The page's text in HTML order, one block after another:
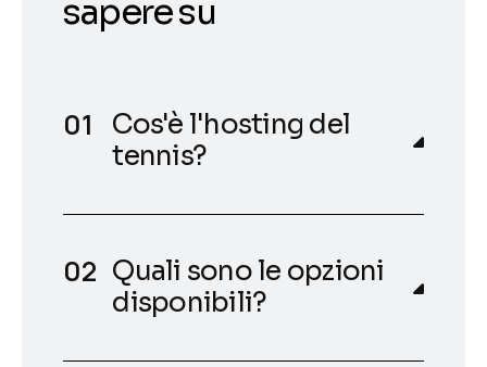
sapere su
Cos'è l'hosting del
tennis?
Quali sono le opzioni
disponibili?